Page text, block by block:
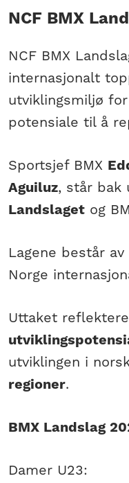
NCF BMX
NCF BMX
internasjonalt
utviklingsmiljø
potensiale til å
Sportsjef BMX
Aguiluz, står bak
Landslagetog
Lagene består
Norge
Uttaket
utviklingen i
regioner.
BMX Landslag
Damer U23: